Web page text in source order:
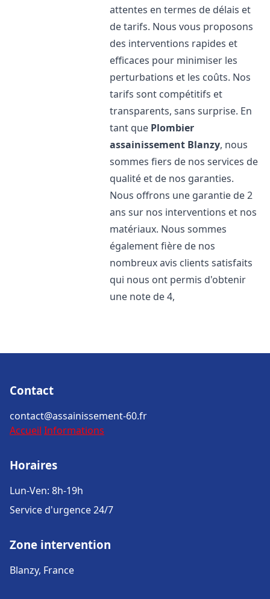
attentes en termes de délais et
de tarifs. Nous vous proposons
des interventions rapides et
efficaces pour minimiser les
perturbations et les coûts. Nos
tarifs sont compétitifs et
transparents, sans surprise. En
tant que Plombier
assainissement Blanzy, nous
sommes fiers de nos services de
qualité et de nos garanties.
Nous offrons une garantie de 2
ans sur nos interventions et nos
matériaux. Nous sommes
également fière de nos
nombreux avis clients satisfaits
qui nous ont permis d'obtenir
une note de 4,
Contact
contact@assainissement-60.fr
Accueil Informations
Horaires
Lun-Ven: 8h-19h
Service d'urgence 24/7
Zone intervention
Blanzy, France